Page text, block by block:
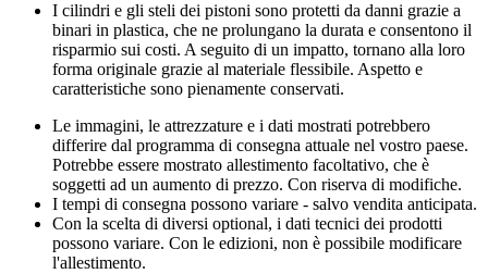
I cilindri e gli steli dei pistoni sono protetti da danni grazie a
binari in plastica, che ne prolungano la durata e consentono il
risparmio sui costi. A seguito di un impatto, tornano alla loro
forma originale grazie al materiale flessibile. Aspetto e
caratteristiche sono pienamente conservati.
Le immagini, le attrezzature e i dati mostrati potrebbero
differire dal programma di consegna attuale nel vostro paese.
Potrebbe essere mostrato allestimento facoltativo, che è
soggetti ad un aumento di prezzo. Con riserva di modifiche.
I tempi di consegna possono variare - salvo vendita anticipata.
Con la scelta di diversi optional, i dati tecnici dei prodotti
possono variare. Con le edizioni, non è possibile modificare
l'allestimento.